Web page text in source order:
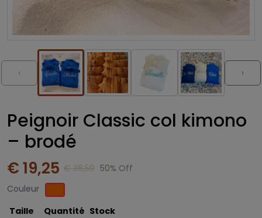
‹ ›
Peignoir Classic col kimono
– brodé
€ 19,25 € 38,50 50% Off
Couleur
Taille
Quantité Stock